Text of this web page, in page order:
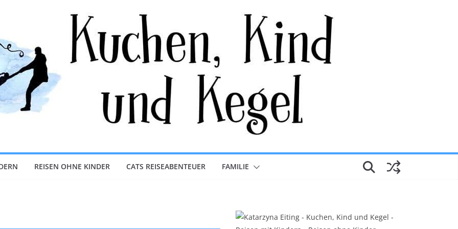
REISEN OHNE KINDER CATS REISEABENTEUER FAMILIE